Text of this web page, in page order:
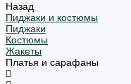
Назад
Пиджаки и костюмы
Пиджаки
Костюмы
Жакеты
Платья и сарафаны